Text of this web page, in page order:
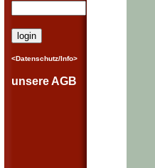
<Datenschutz/Info>
unsere AGB